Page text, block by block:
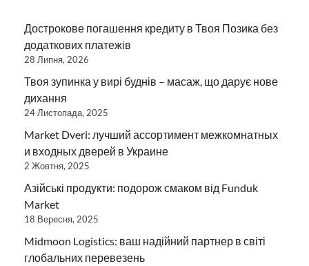
Дострокове погашення кредиту в Твоя Позика без
додаткових платежів
28 Липня, 2026
Твоя зупинка у вирі буднів – масаж, що дарує нове
дихання
24 Листопада, 2025
Market Dveri: лучший ассортимент межкомнатных
и входных дверей в Украине
2 Жовтня, 2025
Азійські продукти: подорож смаком від Funduk
Market
18 Вересня, 2025
Midmoon Logistics: ваш надійний партнер в світі
глобальних перевезень